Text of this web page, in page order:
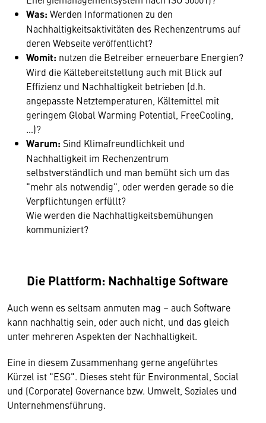
Was: Werden Informationen zu den
Nachhaltigkeitsaktivitäten des Rechenzentrums auf
deren Webseite veröffentlicht?
Womit: nutzen die Betreiber erneuerbare Energien?
Wird die Kältebereitstellung auch mit Blick auf
Effizienz und Nachhaltigkeit betrieben (d.h.
angepasste Netztemperaturen, Kältemittel mit
geringem Global Warming Potential, FreeCooling,
…)?
Warum: Sind Klimafreundlichkeit und
Nachhaltigkeit im Rechenzentrum
selbstverständlich und man bemüht sich um das
"mehr als notwendig", oder werden gerade so die
Verpflichtungen erfüllt?
Wie werden die Nachhaltigkeitsbemühungen
kommuniziert?
Die Plattform: Nachhaltige Software
Auch wenn es seltsam anmuten mag – auch Software
kann nachhaltig sein, oder auch nicht, und das gleich
unter mehreren Aspekten der Nachhaltigkeit.
Eine in diesem Zusammenhang gerne angeführtes
Kürzel ist "ESG". Dieses steht für Environmental, Social
und (Corporate) Governance bzw. Umwelt, Soziales und
Unternehmensführung.